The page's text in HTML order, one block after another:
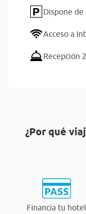
Dispone
Acceso a
Recepción
¿Por qué
Financia tu hotel